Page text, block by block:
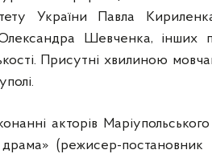
України Павла
Шевченка, інших
Присутні хвилиною
акторів
драма» (режисер-